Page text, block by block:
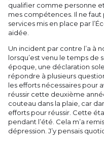
qualifier comme personne
mes compétences. Il ne faut
services mis en place par
aidée.
Un incident par contre l’a à
lorsqu’est venu le temps de
époque, une déclaration
répondre à plusieurs
les efforts nécessaires pour
réussir cette deuxième
couteau dans la plaie, car
efforts pour réussir. Cette
pendant l’été. Cela m’a
dépression. J’y pensais